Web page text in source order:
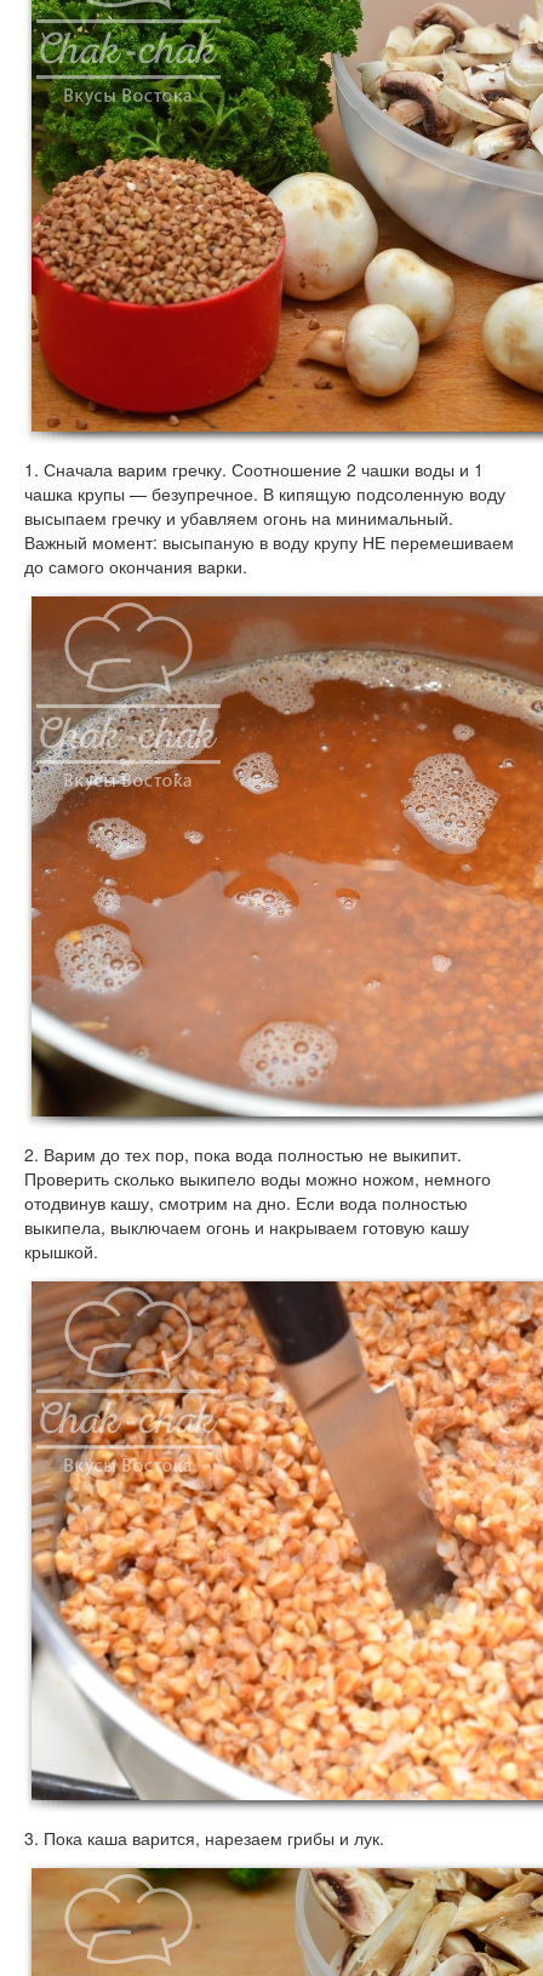
1. Сначала варим гречку. Соотношение 2 чашки воды и 1
чашка крупы — безупречное. В кипящую подсоленную воду
высыпаем гречку и убавляем огонь на минимальный.
Важный момент: высыпаную в воду крупу НЕ перемешиваем
до самого окончания варки.
2. Варим до тех пор, пока вода полностью не выкипит.
Проверить сколько выкипело воды можно ножом, немного
отодвинув кашу, смотрим на дно. Если вода полностью
выкипела, выключаем огонь и накрываем готовую кашу
крышкой.
3. Пока каша варится, нарезаем грибы и лук.